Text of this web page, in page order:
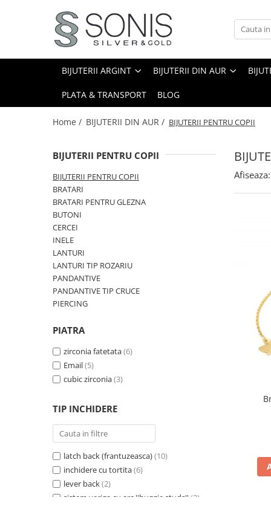
BIJUTERII ARGINT
LANTURI TIP ROZARIU
BRATARI TIP ROZARIU
PANDANTIVE
PANDANTIVE TIP CRUCE
TALISMANE
BIJUTERII PENTRU COPII
SETURI BIJUTERII
ACE DE CRAVATA
BRATARI PENTRU PICIOR
BIJUTERII DIN AUR
Lanturi pentru EL
Bratari pentru EA
Bratari pentru EL
BIJUTERII PENTRU COPII
BRATARI PENTRU GLEZNA
LANTURI TIP ROZARIU
BIJUTERII DIN OTEL
ICOANE ARGINTATE
ICOANE ORTODOXEBIJUTERII ARGINT BIJUTERII DIN AUR
PLATA & TRANSPORT BLOG
Home / BIJUTERII DIN AUR / BIJUTERII PENTRU COPII
BIJUTERII PENTRU COPII
BIJUTERII PENTRU COPII
BRATARI
BRATARI PENTRU GLEZNA
BUTONI
CERCEI
INELE
LANTURI
LANTURI TIP ROZARIU
PANDANTIVE
PANDANTIVE TIP CRUCE
PIERCING
PIATRA
zirconia fatetata(6)
Email(5)
cubic zirconia(3)
TIP INCHIDERE
latch back (frantuzeasca)(10)
inchidere cu tortita(6)
lever back(2)
sistem veriga cu arc ''huggie studs'' (2)
Afiseaza: